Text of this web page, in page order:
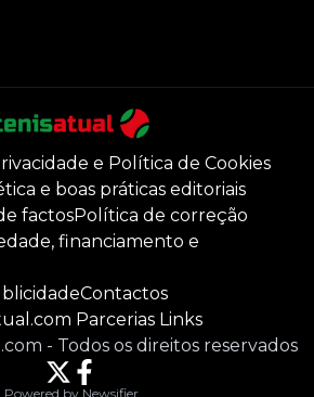
e Política de Cookies
e boas práticas editoriais
factosPolítica de correção
financiamento e
Contactos
Parcerias Links
- Todos os direitos reservados
Powered by Newsifier